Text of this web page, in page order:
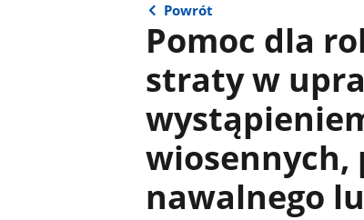
Powrót
Pomoc dla
straty w
wiosennych,
nawalnego